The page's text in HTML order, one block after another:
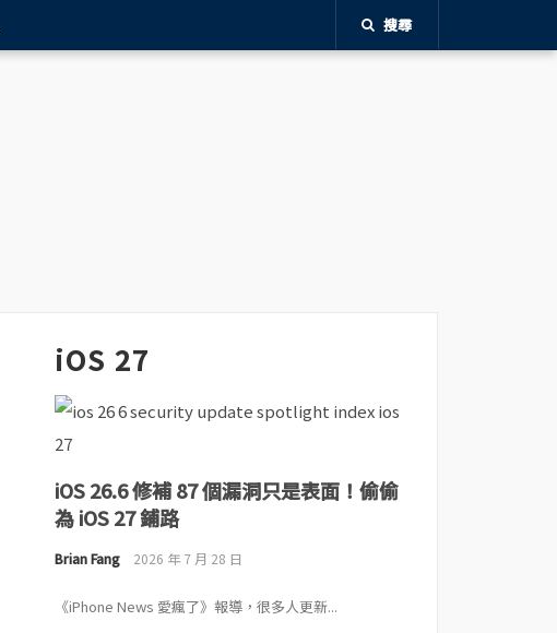
搜尋
iOS 27
iOS 26.6 修補 87 個漏洞只是表面！偷偷
為 iOS 27 鋪路
Brian Fang 2026 年 7 月 28 日
《iPhone News 愛瘋了》報導，很多人更新...